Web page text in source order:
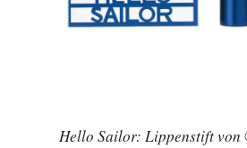
Hello Sailor: Lippenstift